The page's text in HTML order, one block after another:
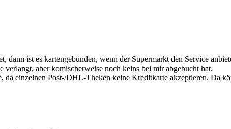
dann ist es kartengebunden, wenn der Supermarkt den Service
aber komischerweise noch keins bei mir abgebucht hat.
da einzelnen Post-/DHL-Theken keine Kreditkarte akzeptieren. Da